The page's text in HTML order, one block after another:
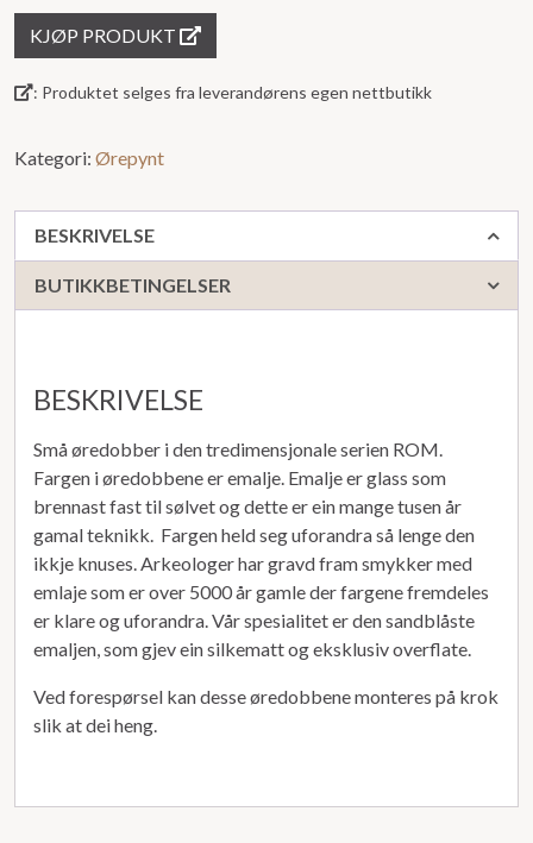
KJØP PRODUKT
: Produktet selges fra leverandørens egen nettbutikk
Kategori: Ørepynt
BESKRIVELSE
BUTIKKBETINGELSER
BESKRIVELSE
Små øredobber i den tredimensjonale serien ROM.
Fargen i øredobbene er emalje. Emalje er glass som
brennast fast til sølvet og dette er ein mange tusen år
gamal teknikk. Fargen held seg uforandra så lenge den
ikkje knuses. Arkeologer har gravd fram smykker med
emlaje som er over 5000 år gamle der fargene fremdeles
er klare og uforandra. Vår spesialitet er den sandblåste
emaljen, som gjev ein silkematt og eksklusiv overflate.
Ved forespørsel kan desse øredobbene monteres på krok
slik at dei heng.